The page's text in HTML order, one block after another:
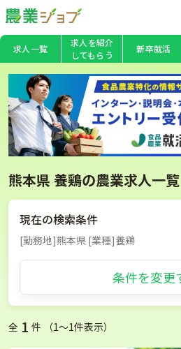
求人一覧
求人を紹介
してもらう
新卒就活
熊本県 養鶏の農業求人一覧
現在の検索条件
[勤務地]熊本県 [業種]養鶏
条件を変更
全 1 件 （1〜1件表示）